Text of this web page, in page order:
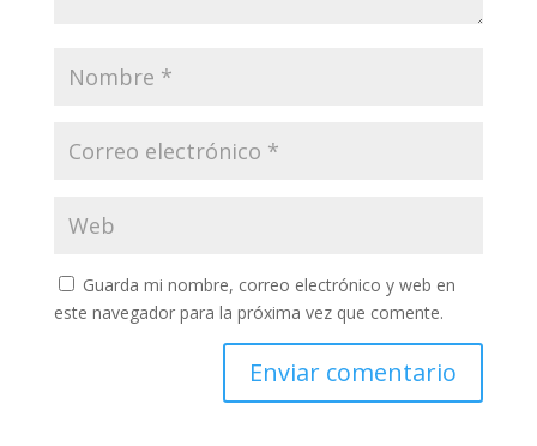
Guarda mi nombre, correo electrónico y web en
este navegador para la próxima vez que comente.